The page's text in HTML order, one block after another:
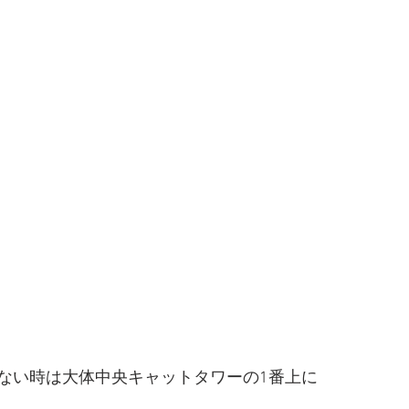
い時は大体中央キャットタワーの1番上に